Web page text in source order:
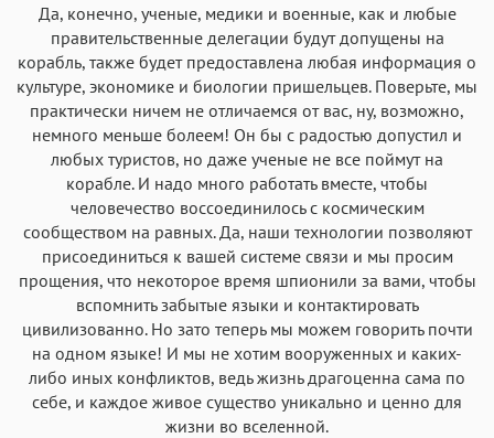
Да, конечно, ученые, медики и военные, как и любые
правительственные делегации будут допущены на
корабль, также будет предоставлена любая информация о
культуре, экономике и биологии пришельцев. Поверьте, мы
практически ничем не отличаемся от вас, ну, возможно,
немного меньше болеем! Он бы с радостью допустил и
любых туристов, но даже ученые не все поймут на
корабле. И надо много работать вместе, чтобы
человечество воссоединилось с космическим
сообществом на равных. Да, наши технологии позволяют
присоединиться к вашей системе связи и мы просим
прощения, что некоторое время шпионили за вами, чтобы
вспомнить забытые языки и контактировать
цивилизованно. Но зато теперь мы можем говорить почти
на одном языке! И мы не хотим вооруженных и каких-
либо иных конфликтов, ведь жизнь драгоценна сама по
себе, и каждое живое существо уникально и ценно для
жизни во вселенной.